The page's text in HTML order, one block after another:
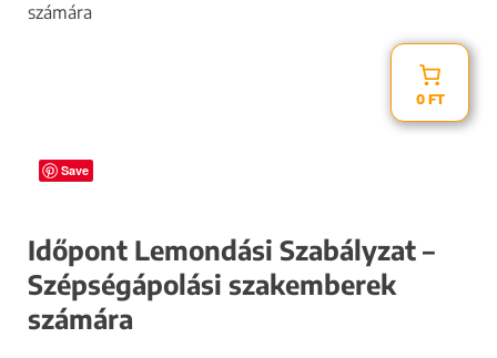
számára
0 FT
Save
Időpont Lemondási Szabályzat –
Szépségápolási szakemberek
számára